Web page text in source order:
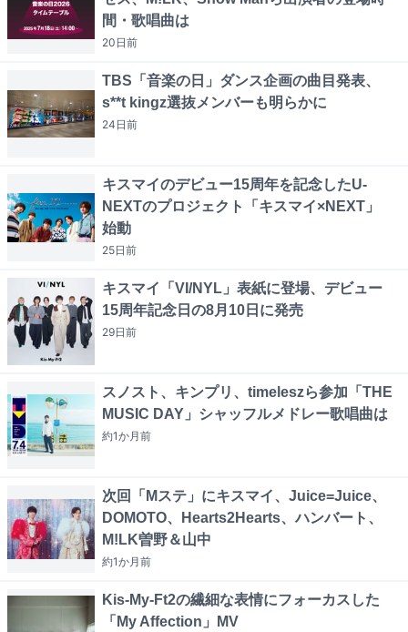
間・歌唱曲は
20日前
TBS「音楽の日」ダンス企画の曲目発表、
s**t kingz選抜メンバーも明らかに
24日前
キスマイのデビュー15周年を記念したU-
NEXTのプロジェクト「キスマイ×NEXT」
始動
25日前
キスマイ「VI/NYL」表紙に登場、デビュー
15周年記念日の8月10日に発売
29日前
スノスト、キンプリ、timeleszら参加「THE
MUSIC DAY」シャッフルメドレー歌唱曲は
約1か月前
次回「Mステ」にキスマイ、Juice=Juice、
DOMOTO、Hearts2Hearts、ハンバート、
M!LK曽野＆山中
約1か月前
Kis-My-Ft2の繊細な表情にフォーカスした
「My Affection」MV